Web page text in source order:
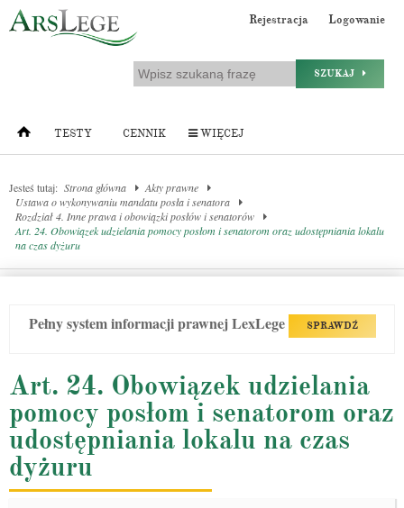
Rejestracja Logowanie
SZUKAJ
TESTY CENNIK WIĘCEJ
Jesteś tutaj: Strona główna
Akty prawne
Ustawa o wykonywaniu mandatu posła i senatora
Rozdział 4. Inne prawa i obowiązki posłów i senatorów
Art. 24. Obowiązek udzielania pomocy posłom i senatorom oraz udostępniania lokalu
na czas dyżuru
Pełny system informacji prawnej LexLege SPRAWDŹ
Art. 24. Obowiązek udzielania
pomocy posłom i senatorom oraz
udostępniania lokalu na czas
dyżuru